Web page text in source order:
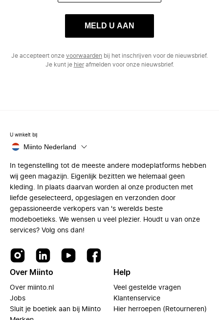
MELD U AAN
Je accepteert onze voorwaarden bij het inschrijven voor de nieuwsbrief.
Je kunt je hierafmelden voor onze nieuwsbrief.
U winkelt bij
Miinto Nederland
In tegenstelling tot de meeste andere modeplatforms hebben
wij geen magazijn. Eigenlijk bezitten we helemaal geen
kleding. In plaats daarvan worden al onze producten met
liefde geselecteerd, opgeslagen en verzonden door
gepassioneerde verkopers van 's werelds beste
modeboetieks. We wensen u veel plezier. Houdt u van onze
services? Volg ons dan!
Over Miinto
Over miinto.nl
Jobs
Sluit je boetiek aan bij Miinto
Help
Veel gestelde vragen
Klantenservice
Hier herroepen (Retourneren)